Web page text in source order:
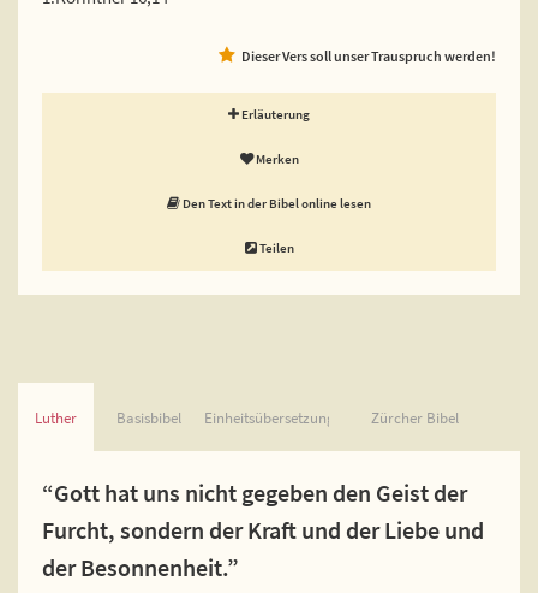
Dieser Vers soll unser Trauspruch werden!
Erläuterung
Merken
Den Text in der Bibel online lesen
Teilen
Luther Basisbibel Einheitsübersetzung Zürcher Bibel
“Gott hat uns nicht gegeben den Geist der
Furcht, sondern der Kraft und der Liebe und
der Besonnenheit.”